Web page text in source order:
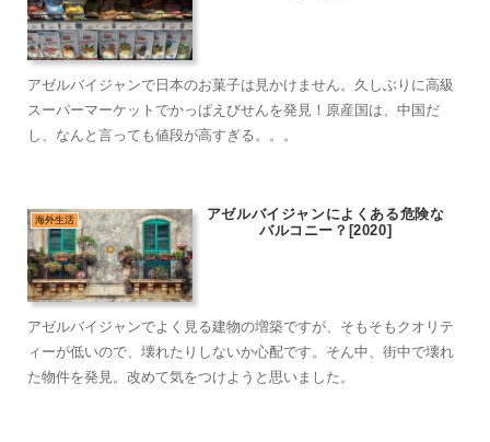
アゼルバイジャンで日本のお菓子は見かけません。久しぶりに高級
スーパーマーケットでかっぱえびせんを発見！原産国は、中国だ
し、なんと言っても値段が高すぎる。。。
海外生活
アゼルバイジャンによくある危険な
バルコニー？[2020]
アゼルバイジャンでよく見る建物の増築ですが、そもそもクオリテ
ィーが低いので、壊れたりしないか心配です。そん中、街中で壊れ
た物件を発見。改めて気をつけようと思いました。